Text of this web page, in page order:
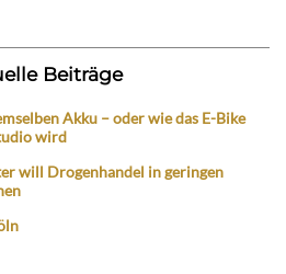
Beiträge
Akku – oder wie das E-Bike
wird
will Drogenhandel in geringen